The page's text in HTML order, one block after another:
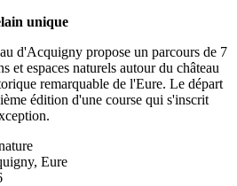
unique
d'Acquigny propose un parcours de 7
et espaces naturels autour du château
remarquable de l'Eure. Le départ
édition d'une course qui s'inscrit
Eure